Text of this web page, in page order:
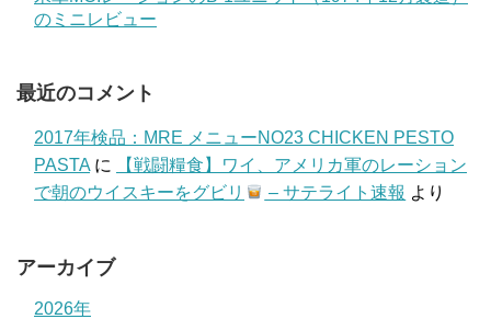
のミニレビュー
最近のコメント
2017年検品：MRE メニューNO23 CHICKEN PESTO
PASTA に
【戦闘糧食】ワイ、アメリカ軍のレーション
で朝のウイスキーをグビリ
– サテライト速報 より
アーカイブ
2026年